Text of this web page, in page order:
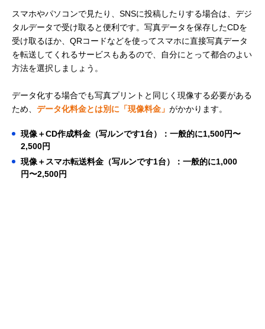
スマホやパソコンで見たり、SNSに投稿したりする場合は、デジ
タルデータで受け取ると便利です。写真データを保存したCDを
受け取るほか、QRコードなどを使ってスマホに直接写真データ
を転送してくれるサービスもあるので、自分にとって都合のよい
方法を選択しましょう。
データ化する場合でも写真プリントと同じく現像する必要がある
ため、 データ化料金とは別に「現像料金」 がかかります。
現像＋CD作成料金（写ルンです1台）：一般的に1,500円〜
2,500円
現像＋スマホ転送料金（写ルンです1台）：一般的に1,000
円〜2,500円